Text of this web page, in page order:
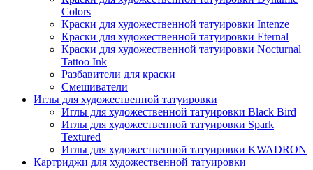
Colors
Краски для художественной татуировки Intenze
Краски для художественной татуировки Eternal
Краски для художественной татуировки Nocturnal
Tattoo Ink
Разбавители для краски
Смешиватели
Иглы для художественной татуировки
Иглы для художественной татуировки Black Bird
Иглы для художественной татуировки Spark
Textured
Иглы для художественной татуировки KWADRON
Картриджи для художественной татуировки